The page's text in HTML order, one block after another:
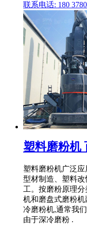
联系电话: 180 3780
塑料磨粉机
塑料磨粉机广泛
型材制造、塑料
工。按磨粉原理
机和磨盘式磨粉
冷磨粉机,通常我
由于深冷磨粉 .